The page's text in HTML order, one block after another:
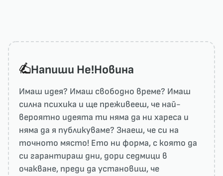
Напиши He!Новина
Имаш идея? Имаш свободно време? Имаш
силна психика и ще преживееш, че най-
вероятно идеята ти няма да ни харесa и
няма да я публикуваме? Знаеш, че си на
точното място! Ето ни форма, с която да
си гарантираш дни, дори седмици в
очакване, преди да установиш, че